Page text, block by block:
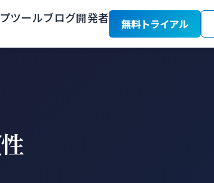
ツールブログ開発者 無料トライアル